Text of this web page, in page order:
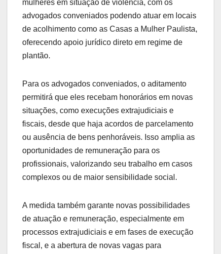
mulheres em situação de violência, com os
advogados conveniados podendo atuar em locais
de acolhimento como as Casas a Mulher Paulista,
oferecendo apoio jurídico direto em regime de
plantão.
Para os advogados conveniados, o aditamento
permitirá que eles recebam honorários em novas
situações, como execuções extrajudiciais e
fiscais, desde que haja acordos de parcelamento
ou ausência de bens penhoráveis. Isso amplia as
oportunidades de remuneração para os
profissionais, valorizando seu trabalho em casos
complexos ou de maior sensibilidade social.
A medida também garante novas possibilidades
de atuação e remuneração, especialmente em
processos extrajudiciais e em fases de execução
fiscal, e a abertura de novas vagas para